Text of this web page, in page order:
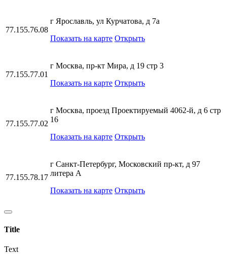
77.155.76.08
г Ярославль, ул Курчатова, д 7а
Показать на карте Открыть
77.155.77.01
г Москва, пр-кт Мира, д 19 стр 3
Показать на карте Открыть
77.155.77.02
г Москва, проезд Проектируемый 4062-й, д 6 стр
16
Показать на карте Открыть
77.155.78.17
г Санкт-Петербург, Московский пр-кт, д 97
литера А
Показать на карте Открыть
Title
Text